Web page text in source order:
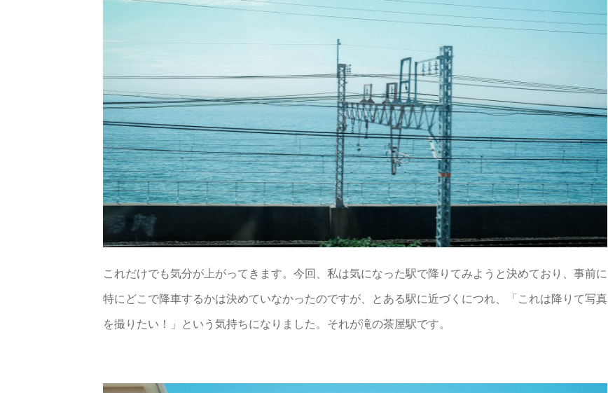
これだけでも気分が上がってきます。今回、私は気になった駅で降りてみようと決めており、事前に
特にどこで降車するかは決めていなかったのですが、とある駅に近づくにつれ、「これは降りて写真
を撮りたい！」という気持ちになりました。それが滝の茶屋駅です。